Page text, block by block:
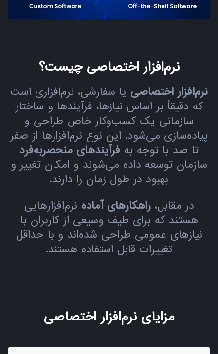
نرم‌افزار اختصاصی چیست؟
نرم‌افزار اختصاصی یا سفارشی، نرم‌افزاری است
که دقیقاً بر اساس نیازها، فرآیندها و ساختار
سازمانی یک کسب‌وکار خاص طراحی و
پیاده‌سازی می‌شود. این نوع نرم‌افزارها از صفر
تا صد با توجه به فرآیندهای منحصربه‌فرد
سازمان توسعه داده می‌شوند و امکان تغییر و
بهبود در طول زمان را دارند.
در مقابل،راهکارهای آماده نرم‌افزارهایی
هستند که برای طیف وسیعی از کاربران با
نیازهای عمومی طراحی شده‌اند و با حداقل
تغییرات قابل استفاده هستند.
مزایای نرم‌افزار اختصاصی